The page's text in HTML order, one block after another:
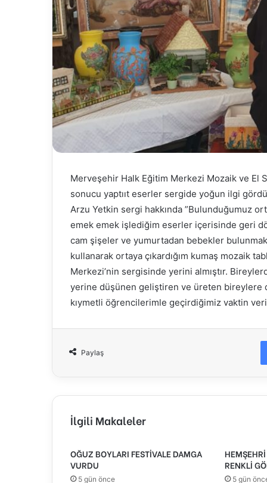
Merveşehir Halk Eğitim Merkezi Mozaik ve El
sonucu yaptııt eserler sergide yoğun ilgi gördü
Arzu Yetkin sergi hakkında ”Bulunduğumuz
emek emek işlediğim eserler içerisinde geri
cam şişeler ve yumurtadan bebekler
kullanarak ortaya çıkardığım kumaş mozaik
Merkezi’nin sergisinde yerini almıştır.
yerine düşünen geliştiren ve üreten bireylere
kıymetli öğrencilerimle geçirdiğimiz vaktin
Paylaş
İlgili Makaleler
OĞUZ BOYLARI FESTİVALE DAMGA
VURDU
5 gün önce
RENKLİ
5 gün